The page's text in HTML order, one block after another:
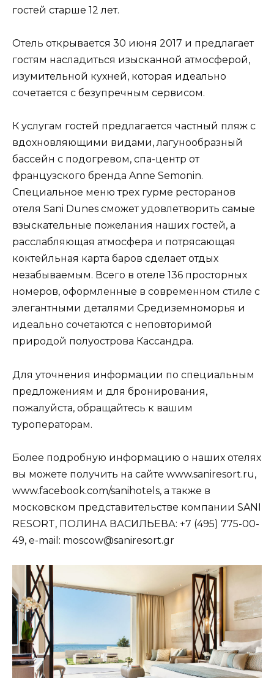
гостей старше 12 лет.
Отель открывается 30 июня 2017 и предлагает
гостям насладиться изысканной атмосферой,
изумительной кухней, которая идеально
сочетается с безупречным сервисом.
К услугам гостей предлагается частный пляж с
вдохновляющими видами, лагунообразный
бассейн с подогревом, спа-центр от
французского бренда Anne Semonin.
Специальное меню трех гурме ресторанов
отеля Sani Dunes сможет удовлетворить самые
взыскательные пожелания наших гостей, а
расслабляющая атмосфера и потрясающая
коктейльная карта баров сделает отдых
незабываемым. Всего в отеле 136 просторных
номеров, оформленные в современном стиле с
элегантными деталями Средиземноморья и
идеально сочетаются с неповторимой
природой полуострова Кассандра.
Для уточнения информации по специальным
предложениям и для бронирования,
пожалуйста, обращайтесь к вашим
туроператорам.
Более подробную информацию о наших отелях
вы можете получить на сайте www.saniresort.ru,
www.facebook.com/sanihotels, а также в
московском представительстве компании SANI
RESORT, ПОЛИНА ВАСИЛЬЕВА: +7 (495) 775-00-
49, e-mail: moscow@saniresort.gr